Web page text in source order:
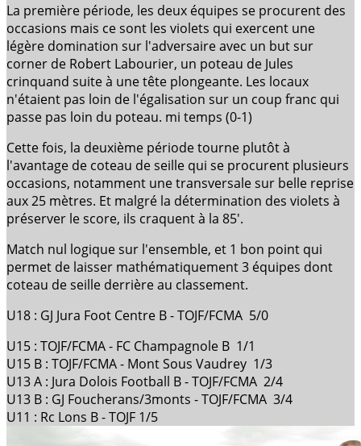
La première période, les deux équipes se procurent des
occasions mais ce sont les violets qui exercent une
légère domination sur l'adversaire avec un but sur
corner de Robert Labourier, un poteau de Jules
crinquand suite à une tête plongeante. Les locaux
n'étaient pas loin de l'égalisation sur un coup franc qui
passe pas loin du poteau. mi temps (0-1)
Cette fois, la deuxième période tourne plutôt à
l'avantage de coteau de seille qui se procurent plusieurs
occasions, notamment une transversale sur belle reprise
aux 25 mètres. Et malgré la détermination des violets à
préserver le score, ils craquent à la 85'.
Match nul logique sur l'ensemble, et 1 bon point qui
permet de laisser mathématiquement 3 équipes dont
coteau de seille derrière au classement.
U18 : GJ Jura Foot Centre B - TOJF/FCMA 5/0
U15 : TOJF/FCMA - FC Champagnole B 1/1
U15 B : TOJF/FCMA - Mont Sous Vaudrey 1/3
U13 A : Jura Dolois Football B - TOJF/FCMA 2/4
U13 B : GJ Foucherans/3monts - TOJF/FCMA 3/4
U11 : Rc Lons B - TOJF 1/5